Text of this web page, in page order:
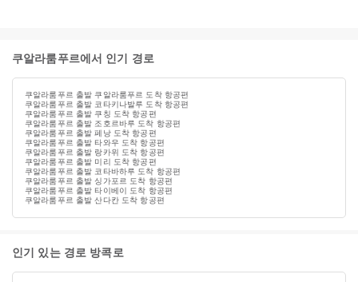
쿠알라룸푸르에서 인기 경로
쿠알라룸푸르 출발 쿠알라룸푸르 도착 항공편
쿠알라룸푸르 출발 코타키나발루 도착 항공편
쿠알라룸푸르 출발 쿠칭 도착 항공편
쿠알라룸푸르 출발 조호르바루 도착 항공편
쿠알라룸푸르 출발 페낭 도착 항공편
쿠알라룸푸르 출발 타와우 도착 항공편
쿠알라룸푸르 출발 랑카위 도착 항공편
쿠알라룸푸르 출발 미리 도착 항공편
쿠알라룸푸르 출발 코타바하루 도착 항공편
쿠알라룸푸르 출발 싱가포르 도착 항공편
쿠알라룸푸르 출발 타이베이 도착 항공편
쿠알라룸푸르 출발 산다칸 도착 항공편
인기 있는 경로 방콕로